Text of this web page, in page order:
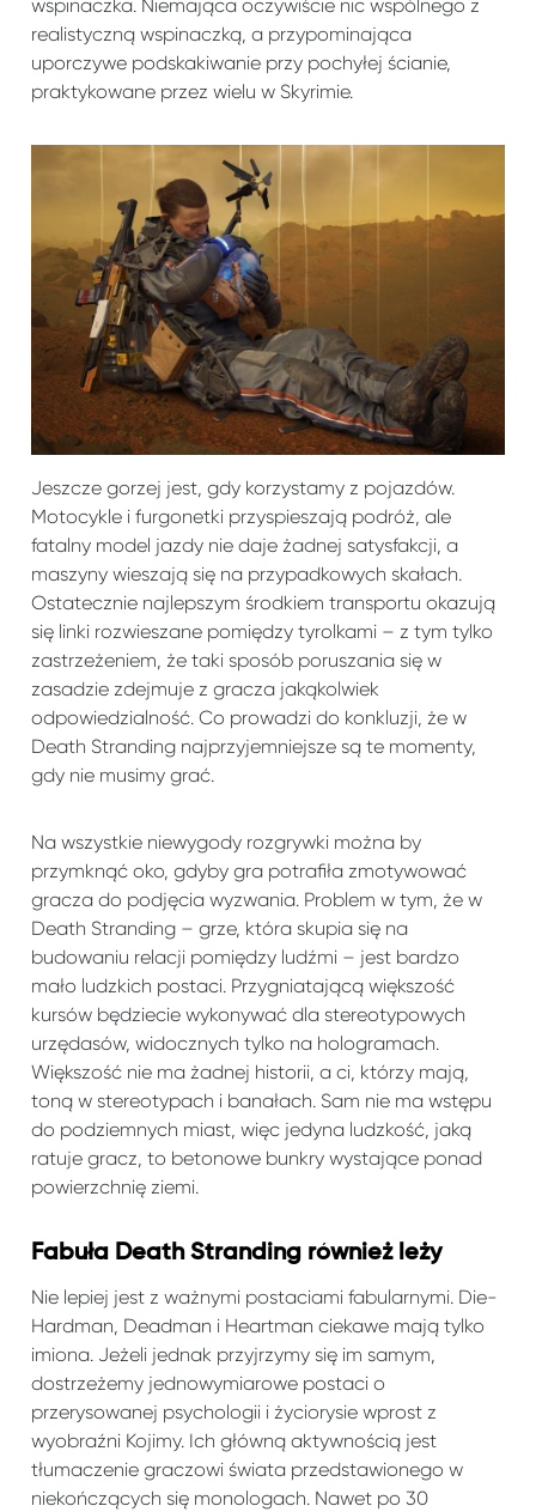
wspinaczka. Niemająca oczywiście nic wspólnego z
realistyczną wspinaczką, a przypominająca
uporczywe podskakiwanie przy pochyłej ścianie,
praktykowane przez wielu w Skyrimie.
Jeszcze gorzej jest, gdy korzystamy z pojazdów.
Motocykle i furgonetki przyspieszają podróż, ale
fatalny model jazdy nie daje żadnej satysfakcji, a
maszyny wieszają się na przypadkowych skałach.
Ostatecznie najlepszym środkiem transportu okazują
się linki rozwieszane pomiędzy tyrolkami – z tym tylko
zastrzeżeniem, że taki sposób poruszania się w
zasadzie zdejmuje z gracza jakąkolwiek
odpowiedzialność. Co prowadzi do konkluzji, że w
Death Stranding najprzyjemniejsze są te momenty,
gdy nie musimy grać.
Na wszystkie niewygody rozgrywki można by
przymknąć oko, gdyby gra potrafiła zmotywować
gracza do podjęcia wyzwania. Problem w tym, że w
Death Stranding – grze, która skupia się na
budowaniu relacji pomiędzy ludźmi – jest bardzo
mało ludzkich postaci. Przygniatającą większość
kursów będziecie wykonywać dla stereotypowych
urzędasów, widocznych tylko na hologramach.
Większość nie ma żadnej historii, a ci, którzy mają,
toną w stereotypach i banałach. Sam nie ma wstępu
do podziemnych miast, więc jedyna ludzkość, jaką
ratuje gracz, to betonowe bunkry wystające ponad
powierzchnię ziemi.
Fabuła Death Stranding również leży
Nie lepiej jest z ważnymi postaciami fabularnymi. Die-
Hardman, Deadman i Heartman ciekawe mają tylko
imiona. Jeżeli jednak przyjrzymy się im samym,
dostrzeżemy jednowymiarowe postaci o
przerysowanej psychologii i życiorysie wprost z
wyobraźni Kojimy. Ich główną aktywnością jest
tłumaczenie graczowi świata przedstawionego w
niekończących się monologach. Nawet po 30